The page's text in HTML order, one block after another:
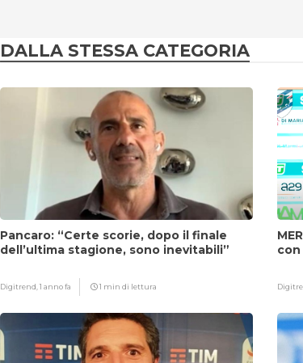
DALLA STESSA CATEGORIA
Pancaro: “Certe scorie, dopo il finale
dell’ultima stagione, sono inevitabili”
Digitrend,1 anno fa 1 min di lettura
con